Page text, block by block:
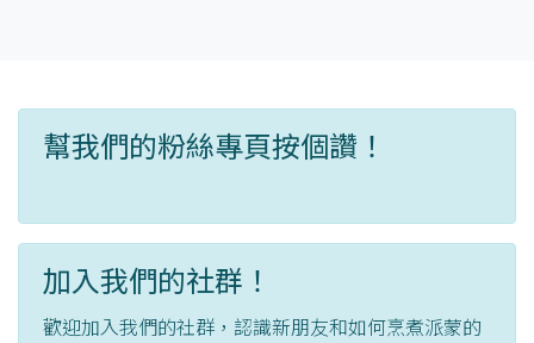
幫我們的粉絲專頁按個讚！
加入我們的社群！
歡迎加入我們的社群，認識新朋友和如何烹煮派蒙的